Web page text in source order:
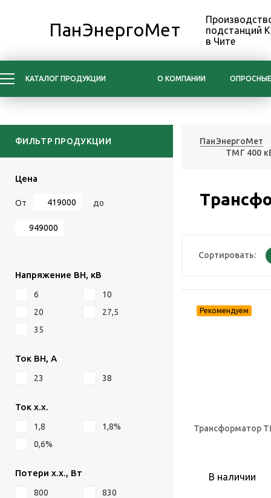
ПанЭнергоМет
подстанций
в Чите
КАТАЛОГ ПРОДУКЦИИ О КОМПАНИИ
ФИЛЬТР ПРОДУКЦИИ
Цена
От до
Напряжение ВН, кВ
6
10
20
27,5
35
Ток ВН, А
23 38
Ток х.х.
1,8
1,8%
0,6%
Потери х.х., Вт
800
830
ПанЭнергоМет
ТМГ 400
Сортировать:
Трансформатор
В наличии